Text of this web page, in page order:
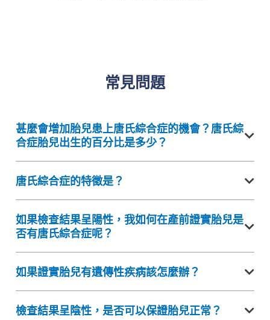
常見問題
甚麼會增加胎兒患上唐氏綜合症的機會？唐氏綜
合症胎兒出生的百分比是多少？
唐氏綜合症的特徵是？
如果檢查結果呈陽性，我如何在產前證實胎兒是
否有唐氏綜合症呢？
如果證實胎兒有遺傳性疾病該怎麼辦？
檢查結果呈陰性，是否可以保證胎兒正常？